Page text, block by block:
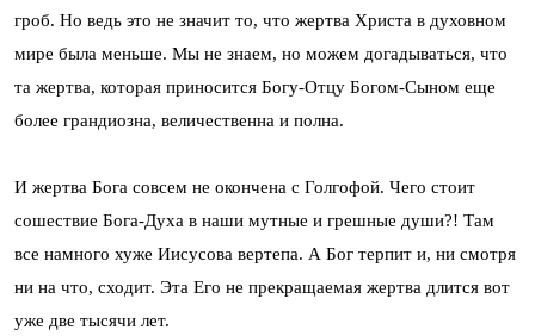
гроб. Но ведь это не значит то, что жертва Христа в духовном
мире была меньше. Мы не знаем, но можем догадываться, что
та жертва, которая приносится Богу-Отцу Богом-Сыном еще
более грандиозна, величественна и полна.
И жертва Бога совсем не окончена с Голгофой. Чего стоит
сошествие Бога-Духа в наши мутные и грешные души?! Там
все намного хуже Иисусова вертепа. А Бог терпит и, ни смотря
ни на что, сходит. Эта Его не прекращаемая жертва длится вот
уже две тысячи лет.